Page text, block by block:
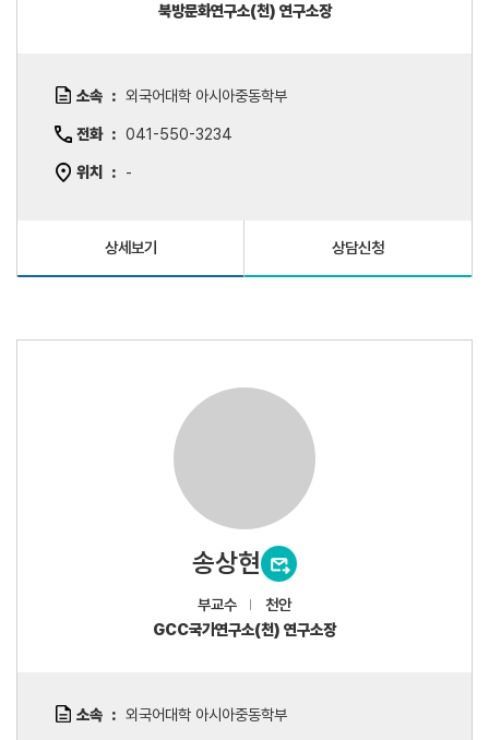
북방문화연구소(천) 연구소장
소속 외국어대학 아시아중동학부
전화 041-550-3234
위치 -
상세보기 상담신청
송상현
부교수
천안
GCC국가연구소(천) 연구소장
소속 외국어대학 아시아중동학부